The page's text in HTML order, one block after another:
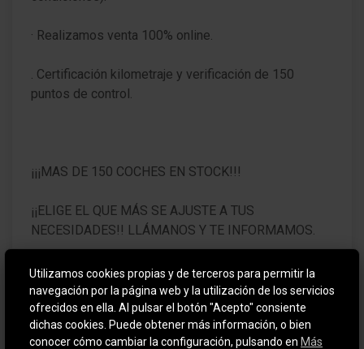
· Realizamos venta 100% online.
. Certificación kilometraje y verificación de 150
puntos de control.
¡¡¡MAS DE 150 COCHES EN STOCK!!!
¡¡ELIGE EL QUE MÁS SE AJUSTE A TUS
NECESIDADES!! LLÁMANOS Y TE INFORMAMOS.
HORARIO DE ATENCIÓN:
Lunes a viernes: 9:30-13:30h a 16:30- 20:00h
Utilizamos cookies propias y de terceros para permitir la
navegación por la página web y la utilización de los servicios
ofrecidos en ella. Al pulsar el botón "Acepto" consiente
dichas cookies. Puede obtener más información, o bien
conocer cómo cambiar la configuración, pulsando en Más